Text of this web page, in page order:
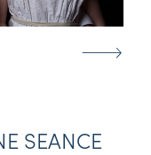
SEANCE